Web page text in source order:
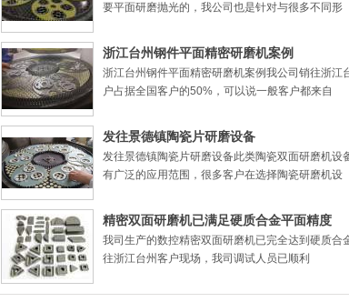
平面研磨机价格
研磨抛光陶瓷片:专用精密研磨机床
铜片双面研磨设备多少钱呢？
陶瓷研磨机哪家好
精密平面研磨机的质量稳定吗
精密端面研磨机能达到表面光洁度效果
使用正确的方式清洗双端面研磨机床
双端面精磨机的运行参数（图片展示）
要平面研磨抛光的，我公司也是针对与很多不同形
浙江台州钢件平面精密研磨机案例
浙江台州钢件平面精密研磨机案例我公司销往浙
户占据全国客户的50%，可以说一般客户都来自
发往景德镇陶瓷片研磨设备
发往景德镇陶瓷片研磨设备此类陶瓷双面研磨机
有广泛的应用范围，很多客户在选择陶瓷研磨机设
精密双面研磨机已满足硬质合金平面精度
我司生产的数控精密双面研磨机已完全达到硬质
往浙江台州客户现场，我司调试人员已顺利